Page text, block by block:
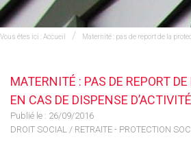
Vous êtes ici :Accueil Maternité : pas de report de la
MATERNITÉ : PAS DE REPORT
EN CAS DE DISPENSE D’ACTIVITÉ
Publié le : 26/09/2016
DROIT SOCIAL / RETRAITE - PROTECTION